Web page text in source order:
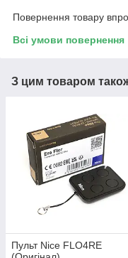
Повернення товару
Всі умови повернення
З цим товаром
Пульт Nice FLO4RE